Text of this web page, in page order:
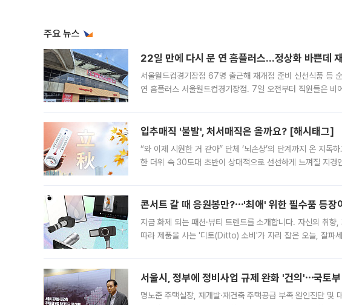
주요 뉴스
22일 만에 다시 문 연 홈플러스…정상화 바쁜데
서울월드컵경기장점 67명 출근해 재개점 준비 신선식품 등
연 홈플러스 서울월드컵경기장점. 7일 오전부터 직원들은
입추매직 '불발', 처서매직은 올까요? [해시태그]
“와 이제 시원한 거 같아” 단체 ‘뇌손상’의 단계까지 온 지
한 더위 속 30도대 초반이 상대적으로 선선하게 느껴질 지경
콘서트 갈 때 응원봉만?⋯'최애' 위한 필수품 등장
지금 화제 되는 패션·뷰티 트렌드를 소개합니다. 자신의 취
따라 제품을 사는 '디토(Ditto) 소비'가 자리 잡은 오늘, 잘파
서울시, 정부에 정비사업 규제 완화 '건의'⋯국토
명노준 주택실장, 재개발·재건축 주택공급 부족 원인진단 및